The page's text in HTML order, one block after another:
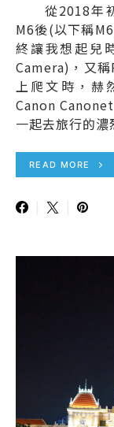
從2018年初
M6後(以下稱
終讓我想起兒
Camera)，又
上爬文時，赫
Canon
一起去旅行的濃
READ MORE